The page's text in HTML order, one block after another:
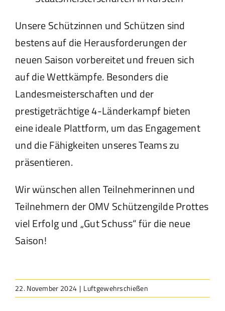
Unsere Schützinnen und Schützen sind
bestens auf die Herausforderungen der
neuen Saison vorbereitet und freuen sich
auf die Wettkämpfe. Besonders die
Landesmeisterschaften und der
prestigeträchtige 4-Länderkampf bieten
eine ideale Plattform, um das Engagement
und die Fähigkeiten unseres Teams zu
präsentieren.
Wir wünschen allen Teilnehmerinnen und
Teilnehmern der OMV Schützengilde Prottes
viel Erfolg und „Gut Schuss“ für die neue
Saison!
22. November 2024 | Luftgewehrschießen